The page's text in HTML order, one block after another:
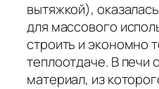
вытяжкой),
для массового
строить и экономно
теплоотдаче. В печи
материал, из